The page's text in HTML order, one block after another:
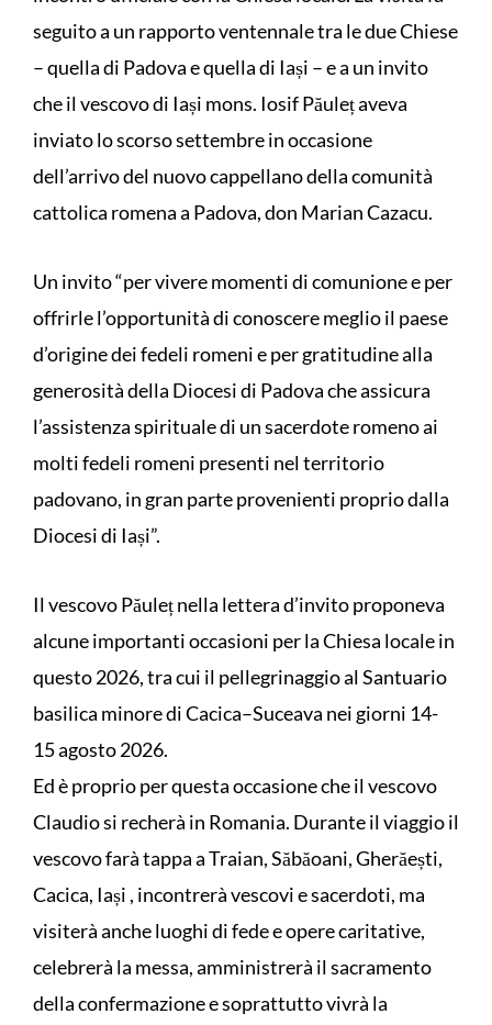
seguito a un rapporto ventennale tra le due Chiese
– quella di Padova e quella di Iași – e a un invito
che il vescovo di Iași mons. Iosif Păuleț aveva
inviato lo scorso settembre in occasione
dell’arrivo del nuovo cappellano della comunità
cattolica romena a Padova, don Marian Cazacu.
Un invito “per vivere momenti di comunione e per
offrirle l’opportunità di conoscere meglio il paese
d’origine dei fedeli romeni e per gratitudine alla
generosità della Diocesi di Padova che assicura
l’assistenza spirituale di un sacerdote romeno ai
molti fedeli romeni presenti nel territorio
padovano, in gran parte provenienti proprio dalla
Diocesi di Iași”.
Il vescovo Păuleț nella lettera d’invito proponeva
alcune importanti occasioni per la Chiesa locale in
questo 2026, tra cui il pellegrinaggio al Santuario
basilica minore di Cacica–Suceava nei giorni 14-
15 agosto 2026.
Ed è proprio per questa occasione che il vescovo
Claudio si recherà in Romania. Durante il viaggio il
vescovo farà tappa a Traian, Săbăoani, Gherăești,
Cacica, Iași , incontrerà vescovi e sacerdoti, ma
visiterà anche luoghi di fede e opere caritative,
celebrerà la messa, amministrerà il sacramento
della confermazione e soprattutto vivrà la